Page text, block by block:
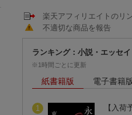
楽天アフィリエイトのリ
不適切な商品を報告
ランキング：小説・エッセイ
※1時間ごとに更新
紙書籍版 電子書籍
1
【入荷